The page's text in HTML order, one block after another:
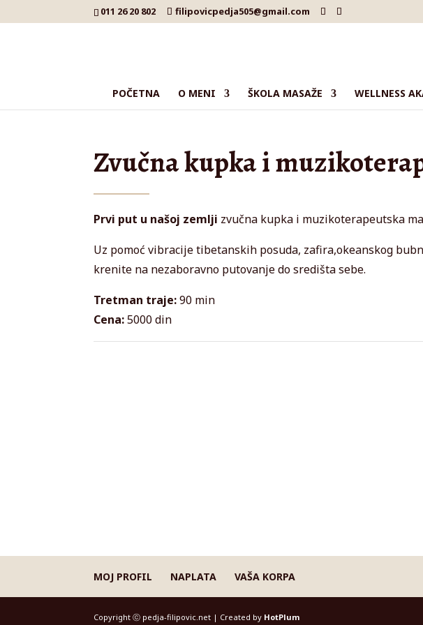
011 26 20 802 filipovicpedja505@gmail.com
POČETNA O MENI ŠKOLA MASAŽE WELLNESS
Zvučna kupka i
Prvi put u našoj zemlji zvučna kupka i muzikoterapeutska
Uz pomoć vibracije tibetanskih posuda, zafira,okeanskog
krenite na nezaboravno putovanje do središta sebe.
Tretman traje:90 min
Cena:5000 din
MOJ PROFIL NAPLATA VAŠA KORPA
Copyright ⓒ pedja-filipovic.net | Created by HotPlum